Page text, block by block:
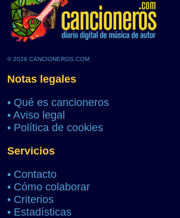
© 2026 CANCIONEROS.COM
Notas legales
• Qué es cancioneros
• Aviso legal
• Política de cookies
Servicios
• Contacto
• Cómo colaborar
• Criterios
• Estadísticas